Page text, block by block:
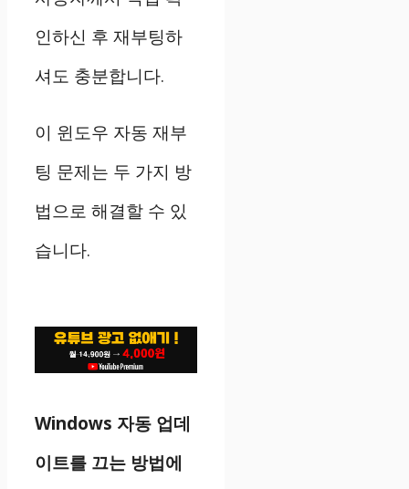
인하신 후 재부팅하
셔도 충분합니다.
이 윈도우 자동 재부
팅 문제는 두 가지 방
법으로 해결할 수 있
습니다.
Windows 자동 업데
이트를 끄는 방법에